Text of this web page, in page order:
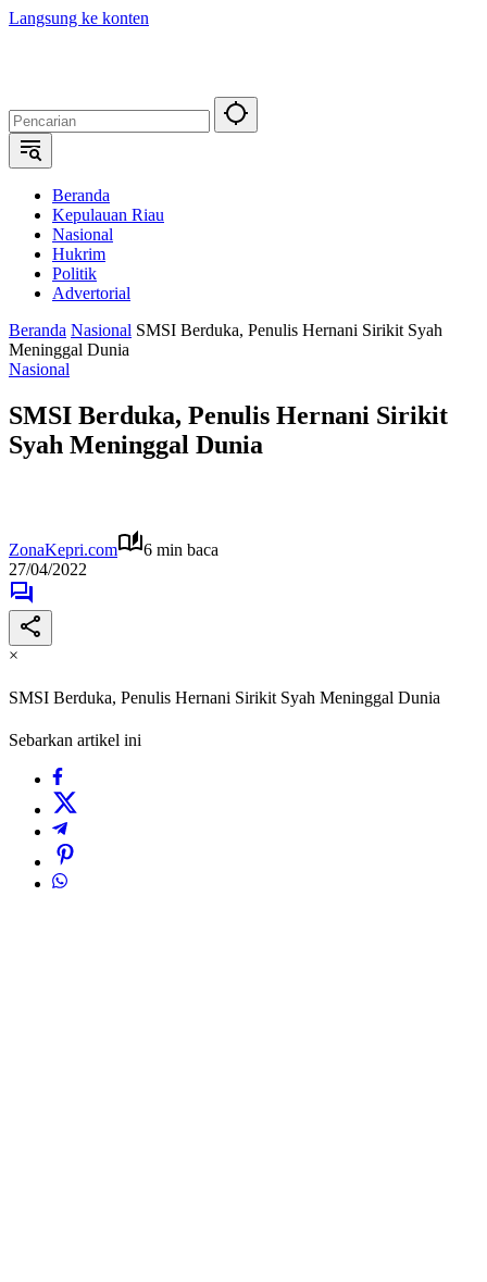
Langsung ke konten
Beranda
Kepulauan Riau
Nasional
Hukrim
Politik
Advertorial
Beranda Nasional SMSI Berduka, Penulis Hernani Sirikit Syah
Meninggal Dunia
Nasional
SMSI Berduka, Penulis Hernani Sirikit
Syah Meninggal Dunia
ZonaKepri.com
6 min baca
27/04/2022
×
SMSI Berduka, Penulis Hernani Sirikit Syah Meninggal Dunia
Sebarkan artikel ini